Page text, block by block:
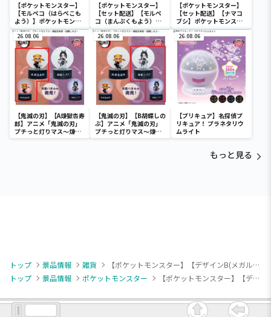
【ポケットモンスター】
【モルペコ（はらぺこも
よう）】ポケットモンス
ター めちゃもふぐっとぬ
いぐるみ～モルペコ（は
らぺこもよう）～
【ポケットモンスター】
【セット配送】【モルペ
コ（まんぷくもよう）】
ポケットモンスター めち
ゃもふぐっとぬいぐるみ
～モルペコ（まんぷくも
よう）～
【ポケットモンスター】
【セット配送】【ナマコ
ブシ】ポケットモンスタ
ー めちゃもふぐっとぬい
ぐるみ～ナマコブシ～
26.08.06
【鬼滅の刃】【A煉獄杏寿
郎】アニメ「鬼滅の刃」
プチっと灯りマス～煉獄
杏寿郎・胡蝶しのぶ～
26.08.06
【鬼滅の刃】【B胡蝶しの
ぶ】アニメ「鬼滅の刃」
プチっと灯りマス～煉獄
杏寿郎・胡蝶しのぶ～
26.08.06
【プリキュア】名探偵プ
リキュア！ プラネタリウ
ムライト
もっと見る
トップ 景品情報 雑貨
【ポケットモンスター】【デザインB(メガルカリオ&メガヤミラミ)】ポケットモンスター ビッグマイクロファイバータオル
トップ
景品情報 ポケットモンスター 【ポケットモンスター】【デザインB(メガルカリオ&メガヤミラミ)】ポケットモンスター ビッグマイクロファイバータオル